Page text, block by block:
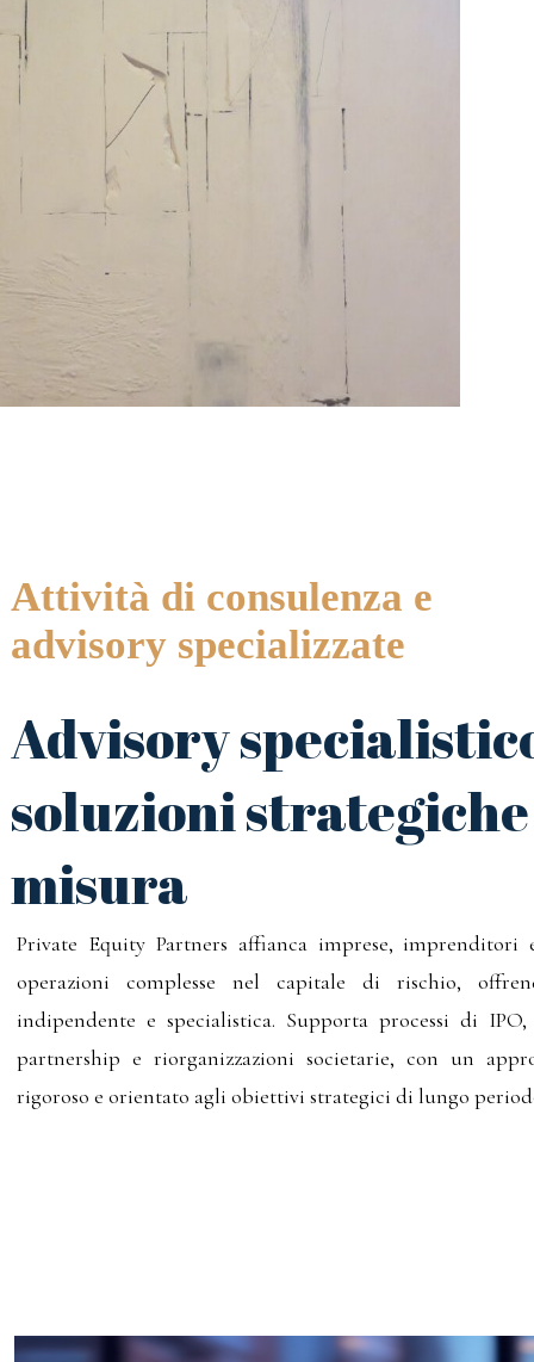
Attività di consulenza e
advisory specializzate
Advisory
soluzioni
misura
Private Equity Partners affianca imprese,
operazioni complesse nel capitale di rischio,
indipendente e specialistica. Supporta processi di
partnership e riorganizzazioni societarie, con un
rigoroso e orientato agli obiettivi strategici di lungo